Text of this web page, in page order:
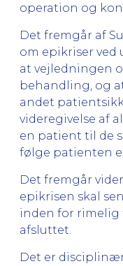
operation og
Det fremgår af
om epikriser ved
at vejledningen
behandling, og
andet
videregivelse af
en patient til de
følge patienten
Det fremgår
epikrisen skal
inden for rimelig
afsluttet.
Det er